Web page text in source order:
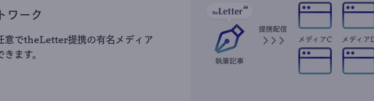
ワーク
意でtheLetter提携の有名メディア
ます。